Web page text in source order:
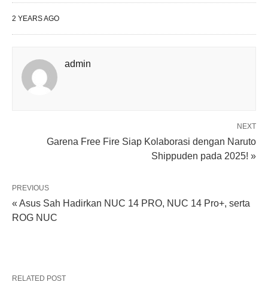
2 YEARS AGO
admin
NEXT
Garena Free Fire Siap Kolaborasi dengan Naruto
Shippuden pada 2025! »
PREVIOUS
« Asus Sah Hadirkan NUC 14 PRO, NUC 14 Pro+, serta
ROG NUC
RELATED POST